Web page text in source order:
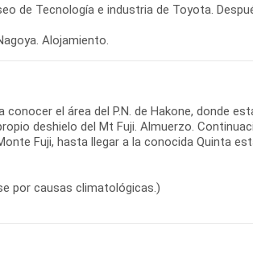
de Tecnología e industria de Toyota.
Alojamiento.
conocer el área del P.N. de Hakone, donde
deshielo del Mt Fuji. Almuerzo.
Fuji, hasta llegar a la conocida Quinta
por causas climatológicas.)